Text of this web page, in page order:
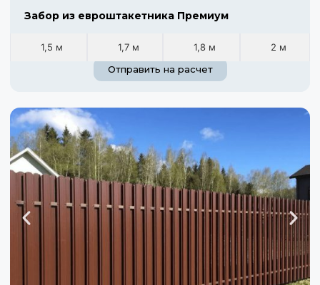
Забор из евроштакетника Премиум
1,5 м 1,7 м 1,8 м
2 м
Отправить на расчет